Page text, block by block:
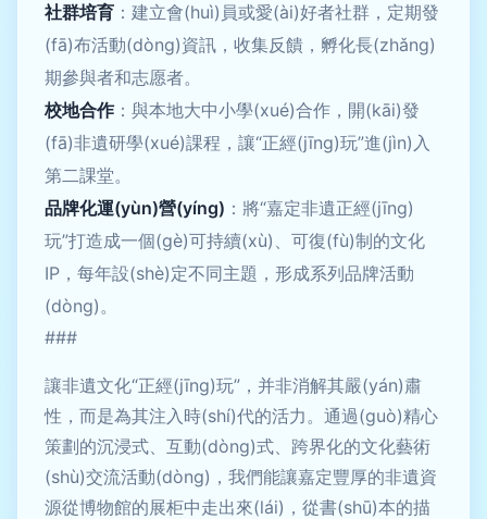
社群培育 ：建立會(huì)員或愛(ài)好者社群，定期發
(fā)布活動(dòng)資訊，收集反饋，孵化長(zhǎng)
期參與者和志愿者。
校地合作：與本地大中小學(xué)合作，開(kāi)發
(fā)非遺研學(xué)課程，讓“正經(jīng)玩”進(jìn)入
第二課堂。
品牌化運(yùn)營(yíng) ：將“嘉定非遺正經(jīng)
玩”打造成一個(gè)可持續(xù)、可復(fù)制的文化
IP，每年設(shè)定不同主題，形成系列品牌活動
(dòng)。
###
讓非遺文化“正經(jīng)玩”，并非消解其嚴(yán)肅
性，而是為其注入時(shí)代的活力。通過(guò)精心
策劃的沉浸式、互動(dòng)式、跨界化的文化藝術
(shù)交流活動(dòng)，我們能讓嘉定豐厚的非遺資
源從博物館的展柜中走出來(lái)，從書(shū)本的描